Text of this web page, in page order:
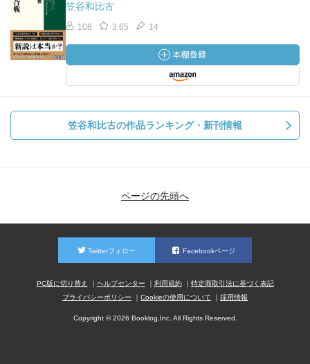
笠谷和比古
108 3.65 14
笠谷和比古の作品ランキング・新刊情報
ページの先頭へ
Twitterフォロー Facebookページ
PC版に切り替え ヘルプセンター 利用規約
特定商取引法に基づく表記
プライバシーポリシー
Cookieの使用について 採用情報
Copyright © 2026 Booklog,Inc. All Rights Reserved.